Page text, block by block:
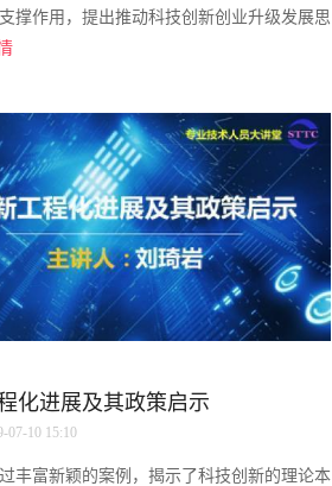
撑作用，提出推动科技创新创业升级发展思
化进展及其政策启示
07-10 15:10
丰富新颖的案例，揭示了科技创新的理论本